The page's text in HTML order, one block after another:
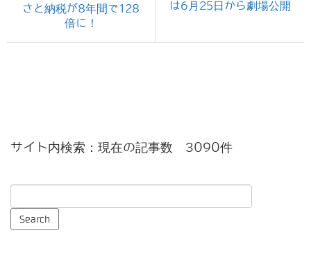
さと納税が8年間で128
倍に！
は6月25日から劇場公開
サイト内検索：現在の記事数 3090件